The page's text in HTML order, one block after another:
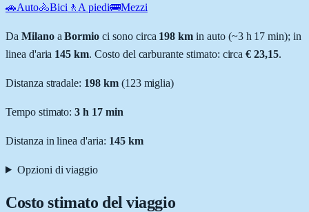
🚗Auto🚴Bici 🚶 A piedi🚌Mezzi
Da MilanoaBormio ci sono circa 198 km in auto (~3 h 17 min); in
linea d'aria 145 km. Costo del carburante stimato: circa € 23,15.
Distanza stradale: 198km (123miglia)
Tempo stimato:3 h 17 min
Distanza in linea d'aria: 145km
Opzioni di viaggio
Costo stimato del viaggio